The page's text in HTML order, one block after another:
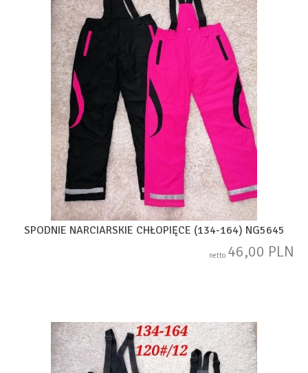
SPODNIE NARCIARSKIE CHŁOPIĘCE (134-164) NG5645
netto 46,00 PLN